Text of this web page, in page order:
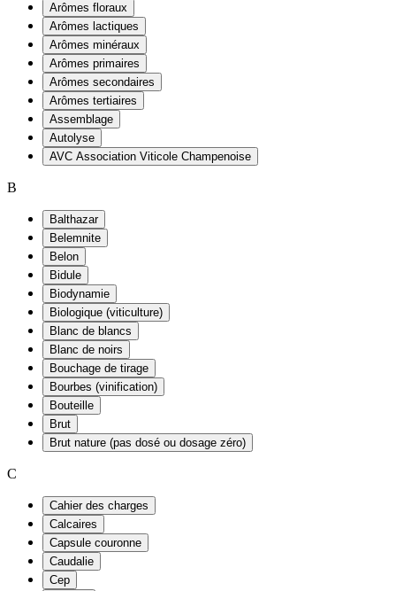
Arômes floraux
Arômes lactiques
Arômes minéraux
Arômes primaires
Arômes secondaires
Arômes tertiaires
Assemblage
Autolyse
AVC Association Viticole Champenoise
B
Balthazar
Belemnite
Belon
Bidule
Biodynamie
Biologique (viticulture)
Blanc de blancs
Blanc de noirs
Bouchage de tirage
Bourbes (vinification)
Bouteille
Brut
Brut nature (pas dosé ou dosage zéro)
C
Cahier des charges
Calcaires
Capsule couronne
Caudalie
Cep